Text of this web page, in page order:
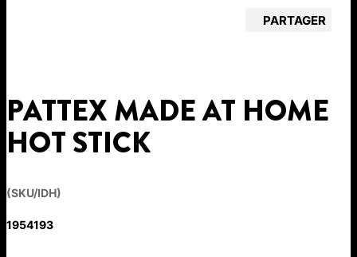
PARTAGER
PATTEX MADE AT HOME
HOT STICK
(SKU/IDH)
1954193